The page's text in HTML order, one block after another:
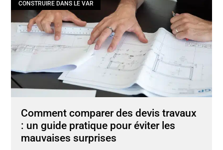
CONSTRUIRE DANS LE VAR
Comment comparer des devis travaux
: un guide pratique pour éviter les
mauvaises surprises